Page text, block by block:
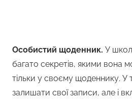
Особистий щоденник. У
багато секретів, якими вона
тільки у своєму щоденнику. У
залишати свої записи, але і